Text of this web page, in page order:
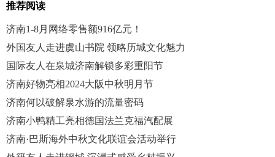
推荐阅读
济南1-8月网络零售额916亿元！
外国友人走进虞山书院 领略历城文化魅力
国际友人在泉城济南解锁多彩重阳节
济南好物亮相2024大阪中秋明月节
济南何以破解泉水游的流量密码
济南小鸭精工亮相德国法兰克福汽配展
济南·巴斯海外中秋文化联谊会活动举行